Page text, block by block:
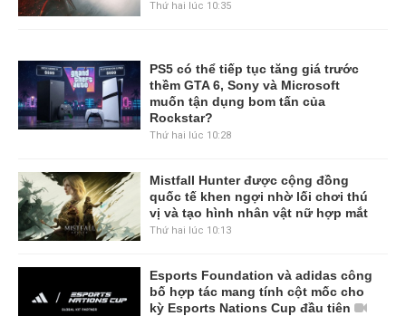
Thứ hai lúc 10:35
PS5 có thể tiếp tục tăng giá trước
thềm GTA 6, Sony và Microsoft
muốn tận dụng bom tấn của
Rockstar?
Thứ hai lúc 10:28
Mistfall Hunter được cộng đồng
quốc tế khen ngợi nhờ lối chơi thú
vị và tạo hình nhân vật nữ hợp mắt
Thứ hai lúc 10:13
Esports Foundation và adidas công
bố hợp tác mang tính cột mốc cho
kỳ Esports Nations Cup đầu tiên